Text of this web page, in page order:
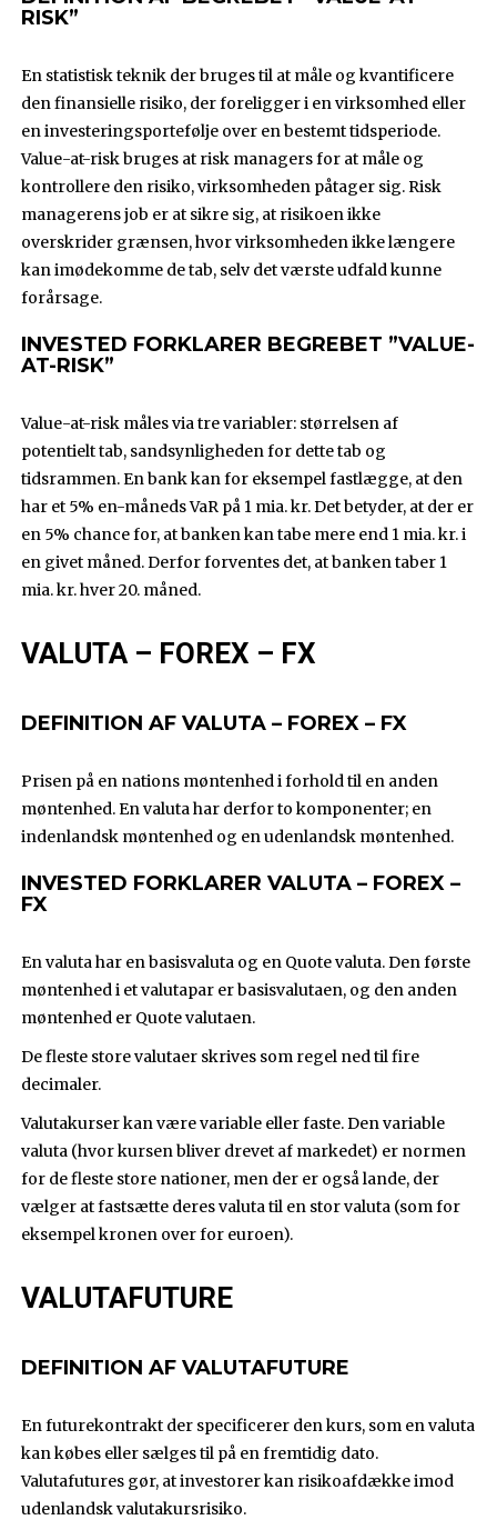
RISK”
En statistisk teknik der bruges til at måle og kvantificere
den finansielle risiko, der foreligger i en virksomhed eller
en investeringsportefølje over en bestemt tidsperiode.
Value-at-risk bruges at risk managers for at måle og
kontrollere den risiko, virksomheden påtager sig. Risk
managerens job er at sikre sig, at risikoen ikke
overskrider grænsen, hvor virksomheden ikke længere
kan imødekomme de tab, selv det værste udfald kunne
forårsage.
INVESTED FORKLARER BEGREBET ”VALUE-
AT-RISK”
Value-at-risk måles via tre variabler: størrelsen af
potentielt tab, sandsynligheden for dette tab og
tidsrammen. En bank kan for eksempel fastlægge, at den
har et 5% en-måneds VaR på 1 mia. kr. Det betyder, at der er
en 5% chance for, at banken kan tabe mere end 1 mia. kr. i
en givet måned. Derfor forventes det, at banken taber 1
mia. kr. hver 20. måned.
VALUTA – FOREX – FX
DEFINITION AF VALUTA – FOREX – FX
Prisen på en nations møntenhed i forhold til en anden
møntenhed. En valuta har derfor to komponenter; en
indenlandsk møntenhed og en udenlandsk møntenhed.
INVESTED FORKLARER VALUTA – FOREX –
FX
En valuta har en basisvaluta og en Quote valuta. Den første
møntenhed i et valutapar er basisvalutaen, og den anden
møntenhed er Quote valutaen.
De fleste store valutaer skrives som regel ned til fire
decimaler.
Valutakurser kan være variable eller faste. Den variable
valuta (hvor kursen bliver drevet af markedet) er normen
for de fleste store nationer, men der er også lande, der
vælger at fastsætte deres valuta til en stor valuta (som for
eksempel kronen over for euroen).
VALUTAFUTURE
DEFINITION AF VALUTAFUTURE
En futurekontrakt der specificerer den kurs, som en valuta
kan købes eller sælges til på en fremtidig dato.
Valutafutures gør, at investorer kan risikoafdække imod
udenlandsk valutakursrisiko.